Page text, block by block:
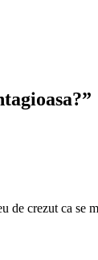
de crezut ca se